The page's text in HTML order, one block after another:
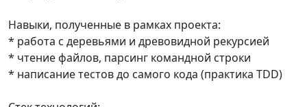
Навыки, полученные в рамках проекта:
* работа с деревьями и древовидной рекурсией
* чтение файлов, парсинг командной строки
* написание тестов до самого кода (практика TDD)